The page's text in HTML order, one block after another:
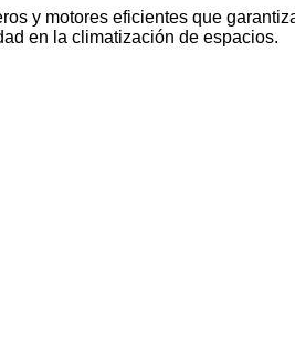
y motores eficientes que
en la climatización de espacios.